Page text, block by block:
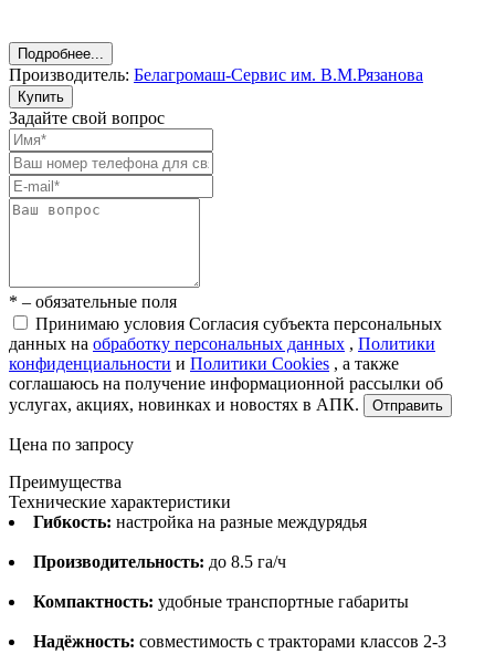
Подробнее...
Производитель: Белагромаш-Сервис им. В.М.Рязанова
Купить
Задайте свой вопрос
* – обязательные поля
Принимаю условия Согласия субъекта персональных
данных на обработку персональных данных , Политики
конфиденциальности и Политики Cookies , а также
соглашаюсь на получение информационной рассылки об
услугах, акциях, новинках и новостях в АПК.
Отправить
Цена по запросу
Преимущества
Технические характеристики
Гибкость: настройка на разные междурядья
Производительность: до 8.5 га/ч
Компактность: удобные транспортные габариты
Надёжность: совместимость с тракторами классов 2-3